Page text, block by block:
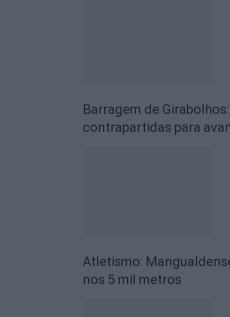
Barragem de
contrapartidas para
Atletismo:
nos 5 mil metros